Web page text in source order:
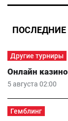
ПОСЛЕДНИЕ
Другие турниры
5 августа 02:00
Онлайн
Гемблинг